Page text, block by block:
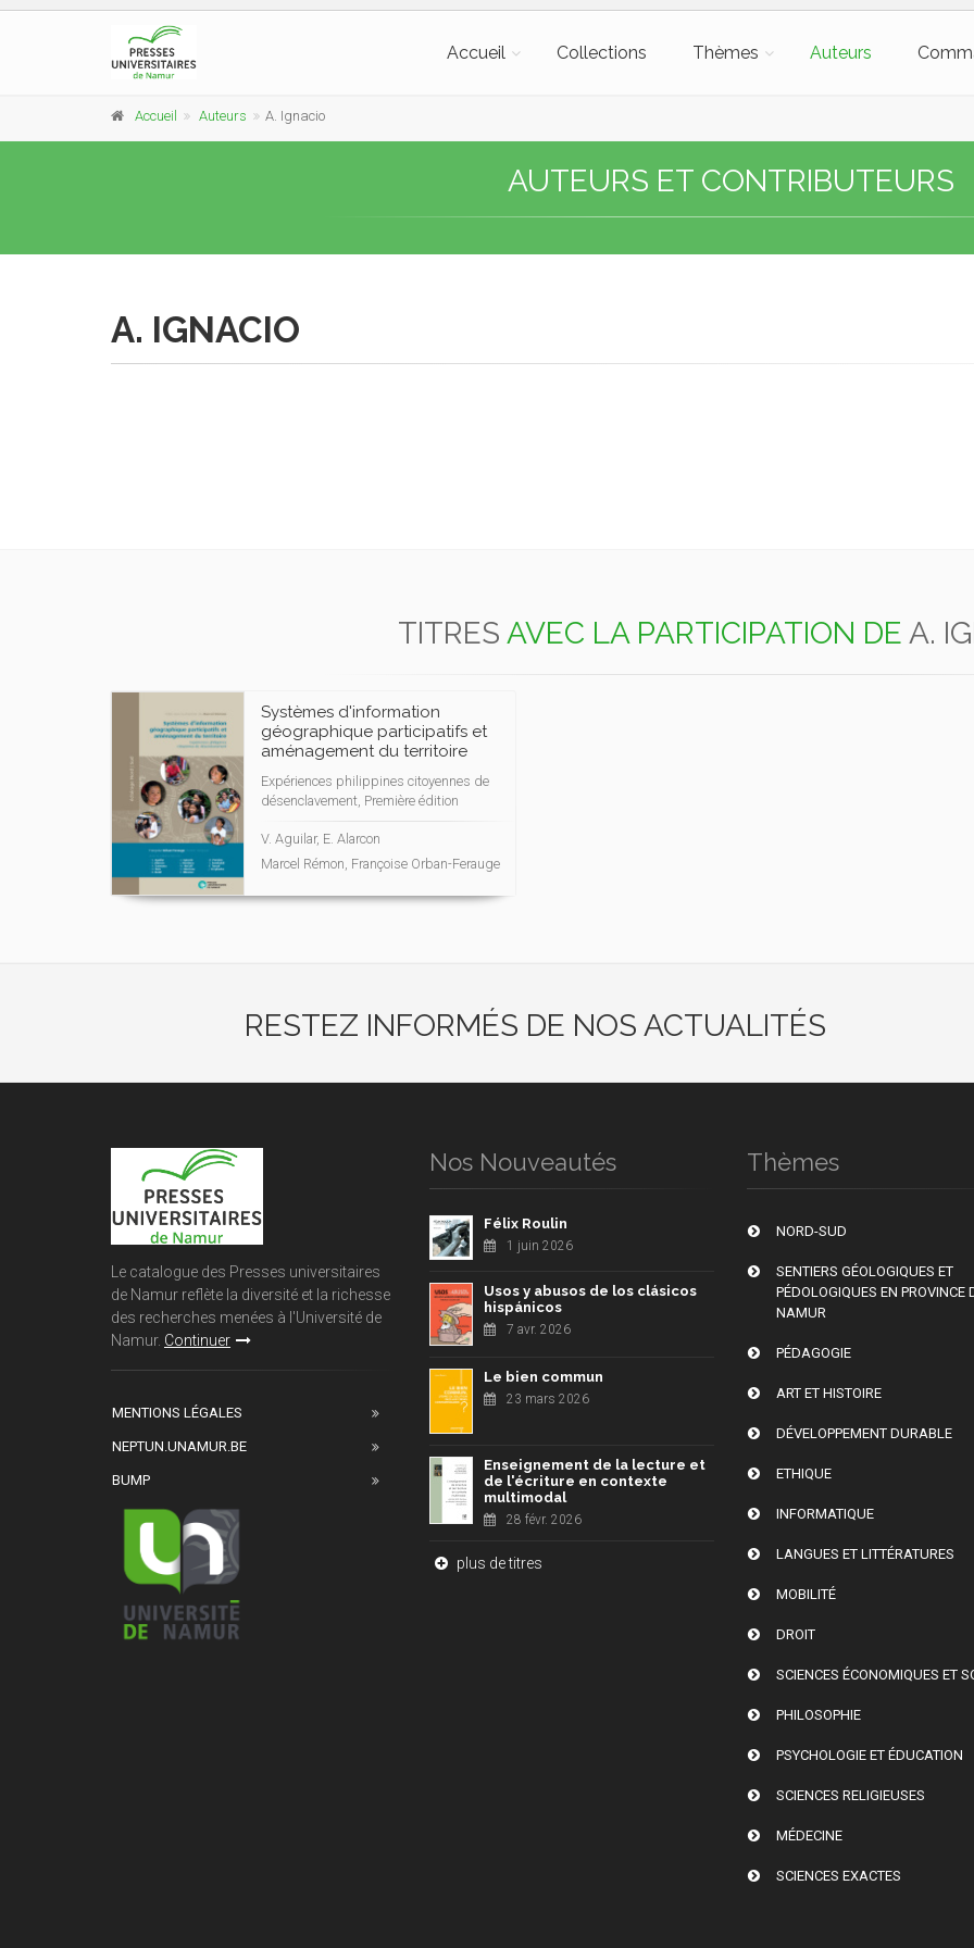
Accueil Collections Thèmes Auteurs
Accueil Auteurs A. Ignacio
AUTEURS ET CONTRIBUTEURS
A. IGNACIO
TITRES AVEC LA PARTICIPATION DE A.
Systèmes d'information
géographique participatifs et
aménagement du territoire
Expériences philippines citoyennes de
désenclavement, Première édition
V. Aguilar, E. Alarcon
Marcel Rémon, Françoise Orban-Ferauge
RESTEZ INFORMÉS DE NOS ACTUALITÉS
Le catalogue des Presses universitaires
de Namur reflète la diversité et la richesse
des recherches menées à l'Université de
Namur. Continuer
MENTIONS LÉGALES
NEPTUN.UNAMUR.BE
BUMP
Nos Nouveautés
Félix Roulin
1 juin 2026
Usos y abusos de los clásicos
hispánicos
7 avr. 2026
Le bien commun
23 mars 2026
Enseignement de la lecture et
de l'écriture en contexte
multimodal
28 févr. 2026
plus de titres
Thèmes
NORD-SUD
SENTIERS GÉOLOGIQUES ET
PÉDOLOGIQUES EN PROVINCE
NAMUR
PÉDAGOGIE
ART ET HISTOIRE
DÉVELOPPEMENT DURABLE
ETHIQUE
INFORMATIQUE
LANGUES ET LITTÉRATURES
MOBILITÉ
DROIT
SCIENCES ÉCONOMIQUES ET
PHILOSOPHIE
PSYCHOLOGIE ET ÉDUCATION
SCIENCES RELIGIEUSES
MÉDECINE
SCIENCES EXACTES